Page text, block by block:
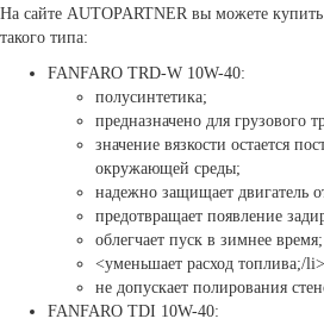
На сайте AUTOPARTNER вы можете купить
такого типа:
FANFARO TRD-W 10W-40:
полусинтетика;
предназначено для грузового
значение вязкости остается
окружающей среды;
надежно защищает двигатель
предотвращает появление
облегчает пуск в зимнее время;
<уменьшает расход топлива;/li>
не допускает полирования
FANFARO TDI 10W-40: